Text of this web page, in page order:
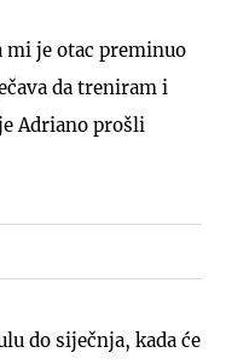
mi je otac preminuo
da treniram i
Adriano prošli
do siječnja, kada će